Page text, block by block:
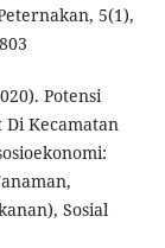
5(1),
Potensi
Di Kecamatan
Sosial